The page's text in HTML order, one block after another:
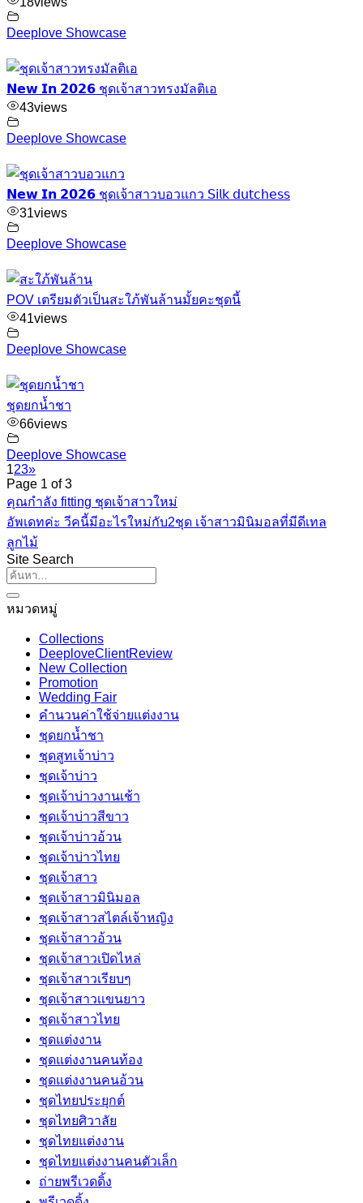
Deeplove Showcase
𝗡𝗲𝘄 𝗜𝗻 𝟮𝟬𝟮𝟲 ชุดเจ้าสาวทรงมัลติเอ
43views
Deeplove Showcase
𝗡𝗲𝘄 𝗜𝗻 𝟮𝟬𝟮𝟲 ชุดเจ้าสาวบอวแกว 𝖲𝗂𝗅𝗄 𝖽𝗎𝗍𝖼𝗁𝖾𝗌𝗌
31views
Deeplove Showcase
POV เตรียมตัวเป็นสะใภ้พันล้านมั้ยคะชุดนี้
41views
Deeplove Showcase
ชุดยกน้ำชา
66views
Deeplove Showcase
123»
Page 1 of 3
คุณกำลัง fitting ชุดเจ้าสาวใหม่
อัพเดทค่ะ วีคนี้มีอะไรใหม่กับ2ชุด เจ้าสาวมินิมอลที่มีดีเทล
ลูกไม้
Site Search
หมวดหมู่
Collections
DeeploveClientReview
New Collection
Promotion
Wedding Fair
คำนวนค่าใช้จ่ายแต่งงาน
ชุดยกน้ำชา
ชุดสูทเจ้าบ่าว
ชุดเจ้าบ่าว
ชุดเจ้าบ่าวงานเช้า
ชุดเจ้าบ่าวสีขาว
ชุดเจ้าบ่าวอ้วน
ชุดเจ้าบ่าวไทย
ชุดเจ้าสาว
ชุดเจ้าสาวมินิมอล
ชุดเจ้าสาวสไตล์เจ้าหญิง
ชุดเจ้าสาวอ้วน
ชุดเจ้าสาวเปิดไหล่
ชุดเจ้าสาวเรียบๆ
ชุดเจ้าสาวเเขนยาว
ชุดเจ้าสาวไทย
ชุดแต่งงาน
ชุดแต่งงานคนท้อง
ชุดแต่งงานคนอ้วน
ชุดไทยประยุกต์
ชุดไทยศิวาลัย
ชุดไทยแต่งงาน
ชุดไทยแต่งงานคนตัวเล็ก
ถ่ายพรีเวดดิ้ง